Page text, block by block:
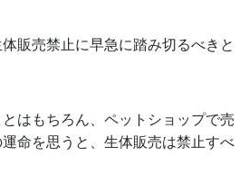
販売禁止に早急に踏み切るべきと
はもちろん、ペットショップで売
命を思うと、生体販売は禁止すべ